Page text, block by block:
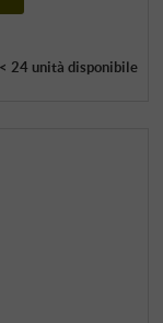
< 24 unità disponibile